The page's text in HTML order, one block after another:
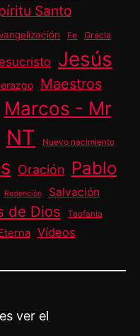
Santo
Fe Gracia
Jesús
Maestros
Marcos - Mr
NT Nuevo nacimiento
Oración Pablo
Redención
Salvación
de Dios Teofanía
Vídeos
ver el